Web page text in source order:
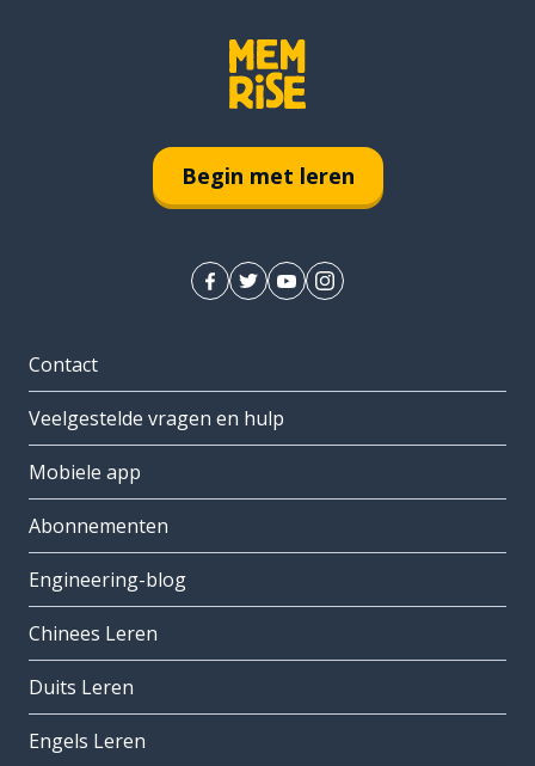
Begin met leren
Contact
Veelgestelde vragen en hulp
Mobiele app
Abonnementen
Engineering-blog
Chinees Leren
Duits Leren
Engels Leren